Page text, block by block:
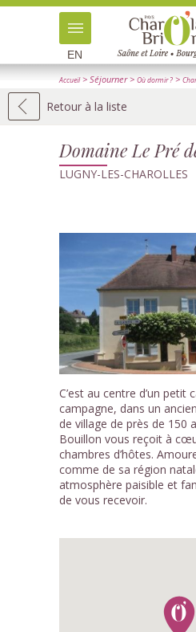
EN
Accueil> Séjourner> Où dormir ? >
Retour à la liste
Domaine Le Pré
LUGNY-LES-CHAROLLES
C’est au centre d’un petit
campagne, dans un
de village de près de 150
Bouillon vous reçoit à
chambres d’hôtes.
comme de sa région
atmosphère paisible et
de vous recevoir.